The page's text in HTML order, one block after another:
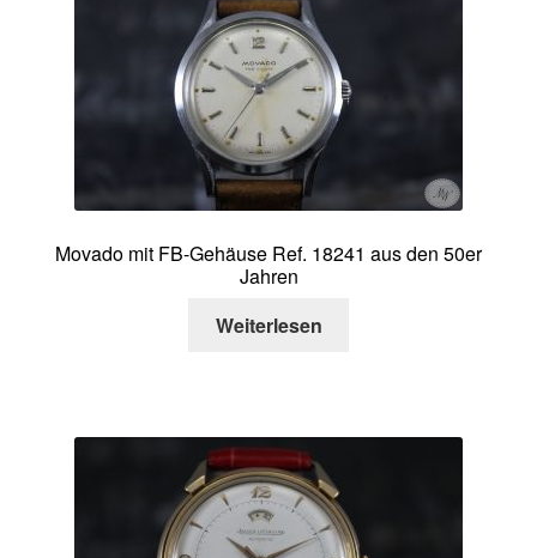
Movado mit FB-Gehäuse Ref. 18241 aus den 50er
Jahren
Weiterlesen